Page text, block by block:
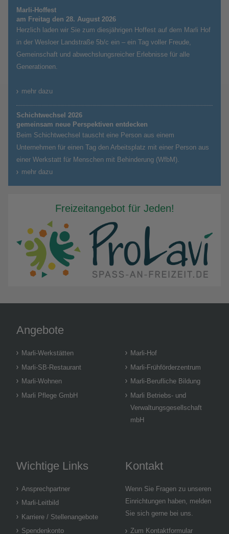
Marli-Hoffest
am Freitag den 28. August 2026
Herzlich laden wir Sie zum diesjährigen Hoffest auf dem Marli Hof
in der Wesloer Landstraße 5b/c ein – ein Tag voller Freude,
Gemeinschaft und abwechslungsreicher Erlebnisse für alle
Generationen.
mehr dazu
Schichtwechsel 2026
gemeinsam neue Perspektiven entdecken
Beim Schichtwechsel tauscht eine Person aus einem
Unternehmen für einen Tag den Arbeitsplatz mit einer Person aus
einer Werkstatt für Menschen mit Behinderung (WfbM).
mehr dazu
Freizeitangebot für Jeden!
Angebote
Marli-Werkstätten
Marli-Hof
Marli-SB-Restaurant
Marli-Frühförderzentrum
Marli-Wohnen
Marli-Berufliche Bildung
Marli Pflege GmbH
Marli Betriebs- und
Verwaltungsgesellschaft
mbH
Wichtige Links
Ansprechpartner
Marli-Leitbild
Karriere / Stellenangebote
Spendenkonto
Kontakt
Wenn Sie Fragen zu unseren
Einrichtungen haben, melden
Sie sich gerne bei uns.
Zum Kontaktformular